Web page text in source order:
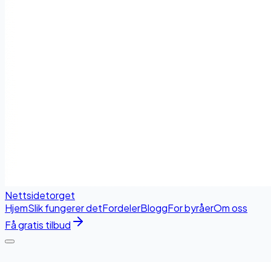
Nettsidetorget
HjemSlik fungerer detFordelerBloggFor byråerOm oss
Få gratis tilbud